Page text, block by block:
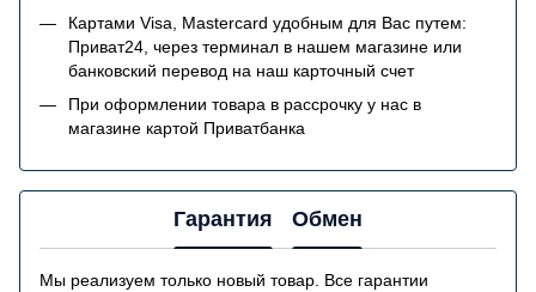
Картами Visa, Mastercard удобным для Вас путем:
Приват24, через терминал в нашем магазине или
банковский перевод на наш карточный счет
При оформлении товара в рассрочку у нас в
магазине картой Приватбанка
Гарантия Обмен
Мы реализуем только новый товар. Все гарантии